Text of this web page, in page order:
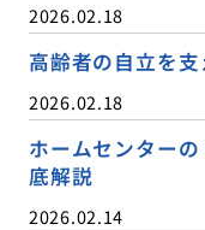
2026.02.18
高齢者の自立を
2026.02.18
ホームセンター
底解説
2026.02.14